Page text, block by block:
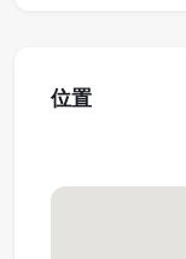
位置